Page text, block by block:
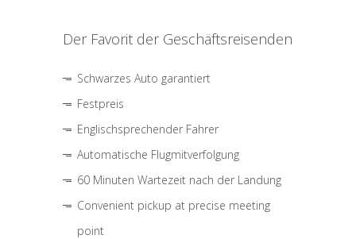
Der Favorit der Geschäftsreisenden
Schwarzes Auto garantiert
Festpreis
Englischsprechender Fahrer
Automatische Flugmitverfolgung
60 Minuten Wartezeit nach der Landung
Convenient pickup at precise meeting
point